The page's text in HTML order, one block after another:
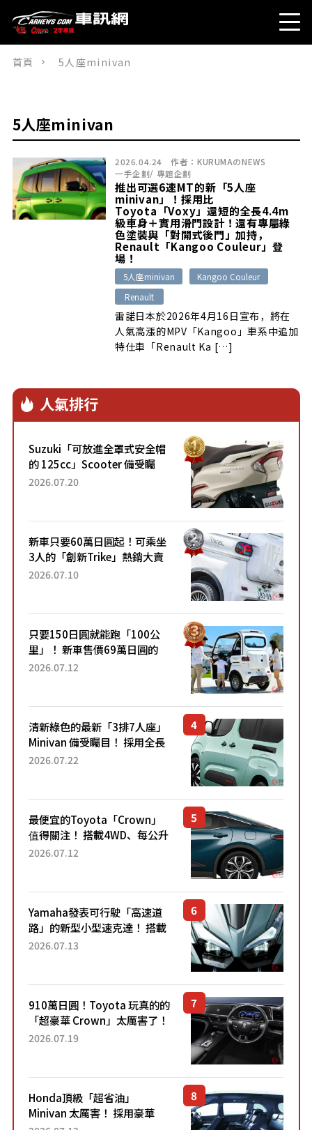
首頁 5人座minivan
5人座minivan
2026.04.24 作者： KURUMAのNEWS
一手企劃/ 專題企劃
推出可選6速MT的新「5人座
minivan」！採用比
Toyota「Voxy」還短的全長4.4m
級車身＋實用滑門設計！還有專屬綠
色塗裝與「對開式後門」加持，
Renault「Kangoo Couleur」登
場！
5人座minivan
Kangoo Couleur
Renault
雷諾日本於2026年4月16日宣布，將在
人氣高漲的MPV「Kangoo」車系中追加
特仕車「Renault Ka […]
人氣排行
Suzuki「可放進全罩式安全帽
的 125cc」Scooter 備受矚
目！採用全新流線設計與各項
2026.07.20
新車只要60萬日圓起！可乘坐
3人的「創新Trike」熱銷大賣
成為人氣車款！「養車成本真
2026.07.10
只要150日圓就能跑「100公
里」！ 新車售價69萬日圓的
「3人座」Trike大受歡迎！ 順
2026.07.12
清新綠色的最新「3排7人座」
Minivan 備受矚目！ 採用全長
4.7公尺剛剛好的車身尺寸與
2026.07.22
最便宜的Toyota「Crown」
值得關注！ 搭載4WD、每公升
22.4公里低油耗表現超亮眼！
2026.07.12
Yamaha發表可行駛「高速道
路」的新型小型速克達！ 搭載
能享受超強勁「渦輪感」的動
2026.07.13
910萬日圓！Toyota 玩真的的
「超豪華 Crown」太厲害了！
採用由「匠人技藝」打造的
2026.07.19
Honda頂級「超省油」
Minivan 太厲害！ 採用豪華